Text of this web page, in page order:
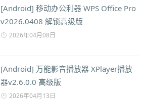
[Android] 移动办公利器 WPS Office Pro
v2026.0408 解锁高级版
2026年04月08日
[Android] 万能影音播放器 XPlayer播放
器v2.6.0.0 高级版
2026年04月13日